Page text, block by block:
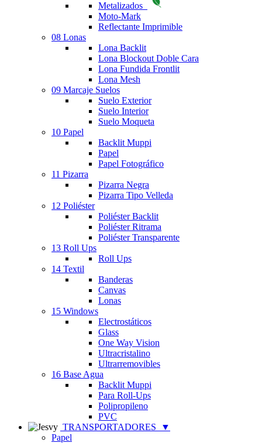
Metalizados
Moto-Mark
Reflectante Imprimible
08 Lonas
Lona Backlit
Lona Blockout Doble Cara
Lona Fundida Frontlit
Lona Mesh
09 Marcaje Suelos
Suelo Exterior
Suelo Interior
Suelo Moqueta
10 Papel
Backlit Muppi
Papel
Papel Fotográfico
11 Pizarra
Pizarra Negra
Pizarra Tipo Velleda
12 Poliéster
Poliéster Backlit
Poliéster Ritrama
Poliéster Transparente
13 Roll Ups
Roll Ups
14 Textil
Banderas
Canvas
Lonas
15 Windows
Electrostáticos
Glass
One Way Vision
Ultracristalino
Ultrarremovibles
16 Base Agua
Backlit Muppi
Para Roll-Ups
Polipropileno
PVC
TRANSPORTADORES
▼
Papel